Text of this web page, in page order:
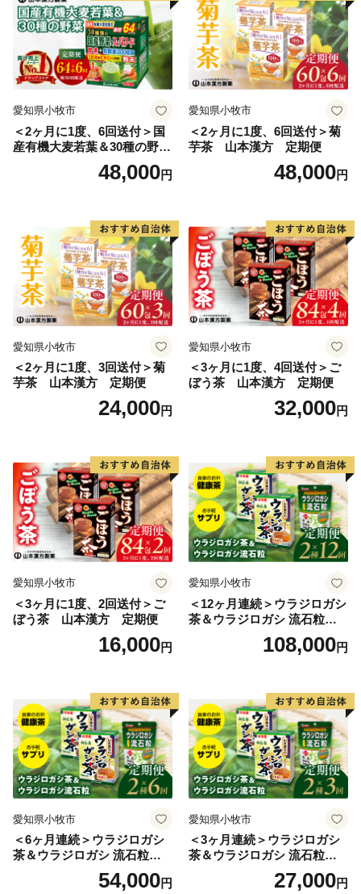
てください！
-------------------------------------------
野田市ふるさと納税センター
電話：0800-170-8074（平日10:00～17：00）
メール：noda@citydo.com
愛知県小牧市
＜2ヶ月に1度、6回送付＞国
産有機大麦若葉＆30種の野
菜 山本漢方 定期便
48,000円
愛知県小牧市
＜2ヶ月に1度、6回送付＞菊
芋茶 山本漢方 定期便
48,000円
愛知県小牧市
＜2ヶ月に1度、3回送付＞菊
芋茶 山本漢方 定期便
24,000円
愛知県小牧市
＜3ヶ月に1度、4回送付＞ご
ぼう茶 山本漢方 定期便
32,000円
愛知県小牧市
＜3ヶ月に1度、2回送付＞ご
ぼう茶 山本漢方 定期便
16,000円
愛知県小牧市
＜12ヶ月連続＞ウラジロガシ
茶＆ウラジロガシ 流石粒
山本漢方 定期便108,000円
愛知県小牧市
＜6ヶ月連続＞ウラジロガシ
茶＆ウラジロガシ 流石粒
山本漢方 定期便54,000円
愛知県小牧市
＜3ヶ月連続＞ウラジロガシ
茶＆ウラジロガシ 流石粒
山本漢方 定期便27,000円